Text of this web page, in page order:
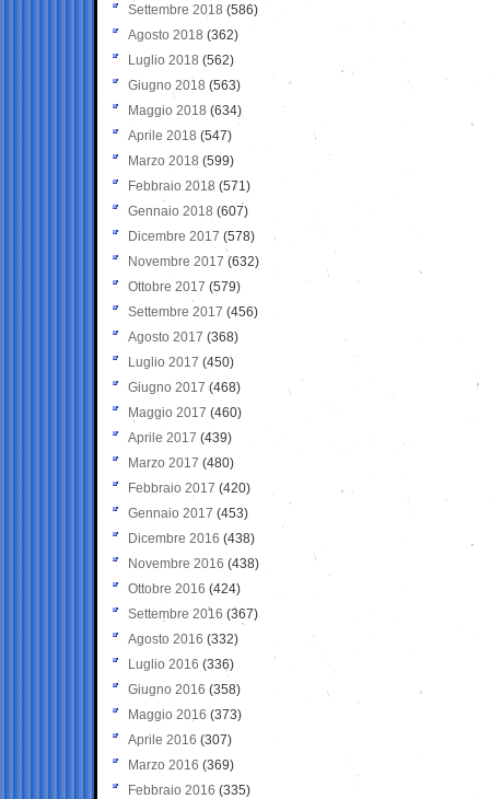
Settembre 2018 (586)
Agosto 2018 (362)
Luglio 2018 (562)
Giugno 2018 (563)
Maggio 2018 (634)
Aprile 2018 (547)
Marzo 2018 (599)
Febbraio 2018 (571)
Gennaio 2018 (607)
Dicembre 2017 (578)
Novembre 2017 (632)
Ottobre 2017 (579)
Settembre 2017 (456)
Agosto 2017 (368)
Luglio 2017 (450)
Giugno 2017 (468)
Maggio 2017 (460)
Aprile 2017 (439)
Marzo 2017 (480)
Febbraio 2017 (420)
Gennaio 2017 (453)
Dicembre 2016 (438)
Novembre 2016 (438)
Ottobre 2016 (424)
Settembre 2016 (367)
Agosto 2016 (332)
Luglio 2016 (336)
Giugno 2016 (358)
Maggio 2016 (373)
Aprile 2016 (307)
Marzo 2016 (369)
Febbraio 2016 (335)